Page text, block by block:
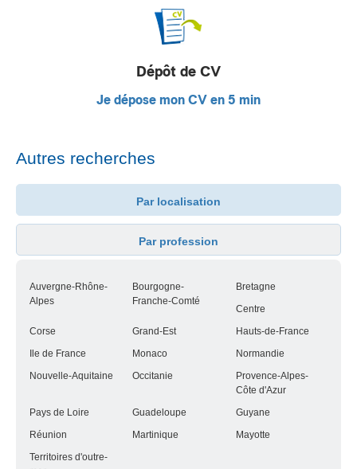
Dépôt de CV
Je dépose mon CV en 5 min
Autres recherches
Par localisation
Par profession
Auvergne-Rhône-
Alpes
Bourgogne-
Franche-Comté
Bretagne
Centre
Corse
Grand-Est
Hauts-de-France
Ile de France
Monaco
Normandie
Nouvelle-Aquitaine
Occitanie
Provence-Alpes-
Côte d'Azur
Pays de Loire
Guadeloupe
Guyane
Réunion
Martinique
Mayotte
Territoires d'outre-